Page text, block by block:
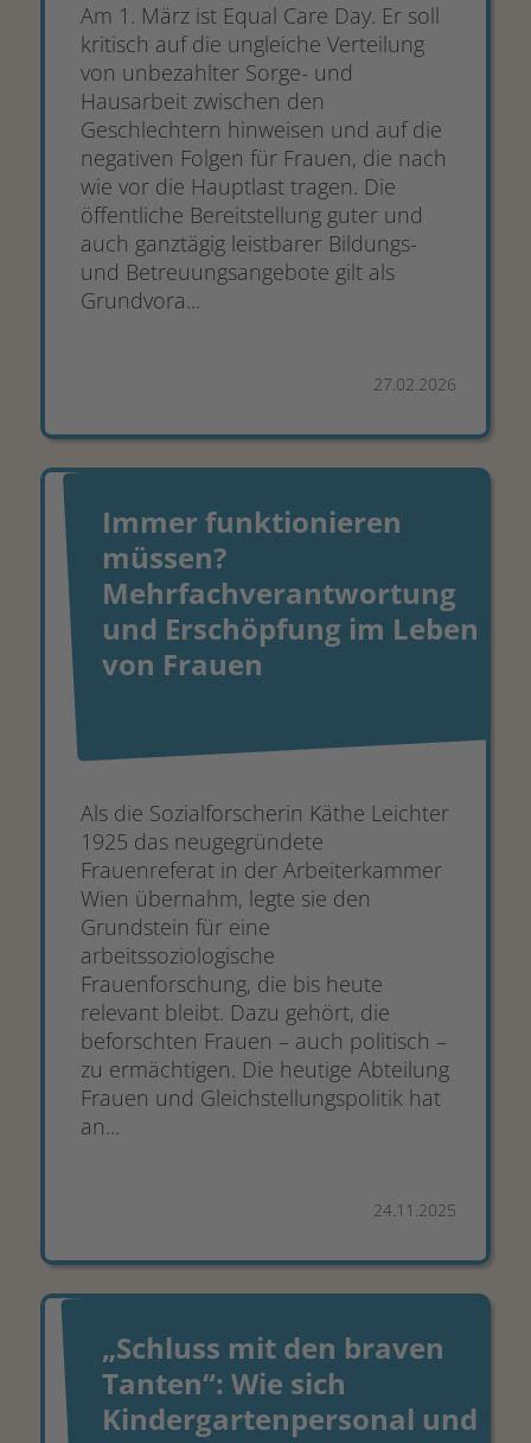
Am 1. März ist Equal Care Day. Er soll
kritisch auf die ungleiche Verteilung
von unbezahlter Sorge- und
Hausarbeit zwischen den
Geschlechtern hinweisen und auf die
negativen Folgen für Frauen, die nach
wie vor die Hauptlast tragen. Die
öffentliche Bereitstellung guter und
auch ganztägig leistbarer Bildungs-
und Betreuungsangebote gilt als
Grundvora...
27.02.2026
Immer funktionieren
müssen?
Mehrfachverantwortung
und Erschöpfung im Leben
von Frauen
Als die Sozialforscherin Käthe Leichter
1925 das neugegründete
Frauenreferat in der Arbeiterkammer
Wien übernahm, legte sie den
Grundstein für eine
arbeitssoziologische
Frauenforschung, die bis heute
relevant bleibt. Dazu gehört, die
beforschten Frauen – auch politisch –
zu ermächtigen. Die heutige Abteilung
Frauen und Gleichstellungspolitik hat
an...
24.11.2025
„Schluss mit den braven
Tanten“: Wie sich
Kindergartenpersonal und